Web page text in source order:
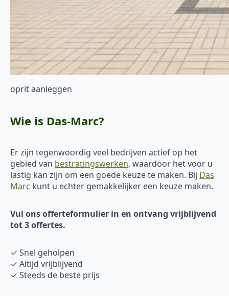
oprit aanleggen
Wie is Das-Marc?
Er zijn tegenwoordig veel bedrijven actief op het
gebied van bestratingswerken, waardoor het voor u
lastig kan zijn om een goede keuze te maken. Bij Das
Marc kunt u echter gemakkelijker een keuze maken.
Vul ons offerteformulier in en ontvang vrijblijvend
tot 3 offertes.
✓ Snel geholpen
✓ Altijd vrijblijvend
✓ Steeds de beste prijs